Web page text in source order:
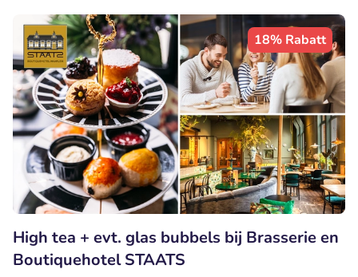
18% Rabatt
High tea + evt. glas bubbels bij Brasserie en
Boutiquehotel STAATS